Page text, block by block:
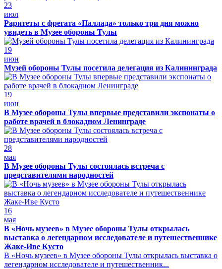
23
июл
Раритеты с фрегата «Паллада» только три дня можно
увидеть в Музее обороны Тулы
19
июн
Музей обороны Тулы посетила делегация из Калининграда
19
июн
В Музее обороны Тулы впервые представили экспонаты о
работе врачей в блокадном Ленинграде
28
мая
В Музее обороны Тулы состоялась встреча с
представителями народностей
16
мая
В «Ночь музеев» в Музее обороны Тулы открылась
выставка о легендарном исследователе и путешественнике
Жаке-Иве Кусто
В «Ночь музеев» в Музее обороны Тулы открылась выставка о
легендарном исследователе и путешественник...